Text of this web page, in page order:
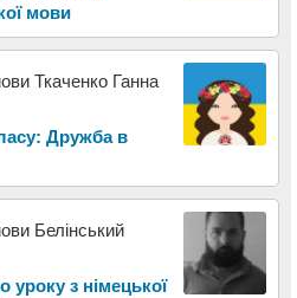
мови
Ткаченко Ганна
Дружба в
Белінський
уроку з німецької